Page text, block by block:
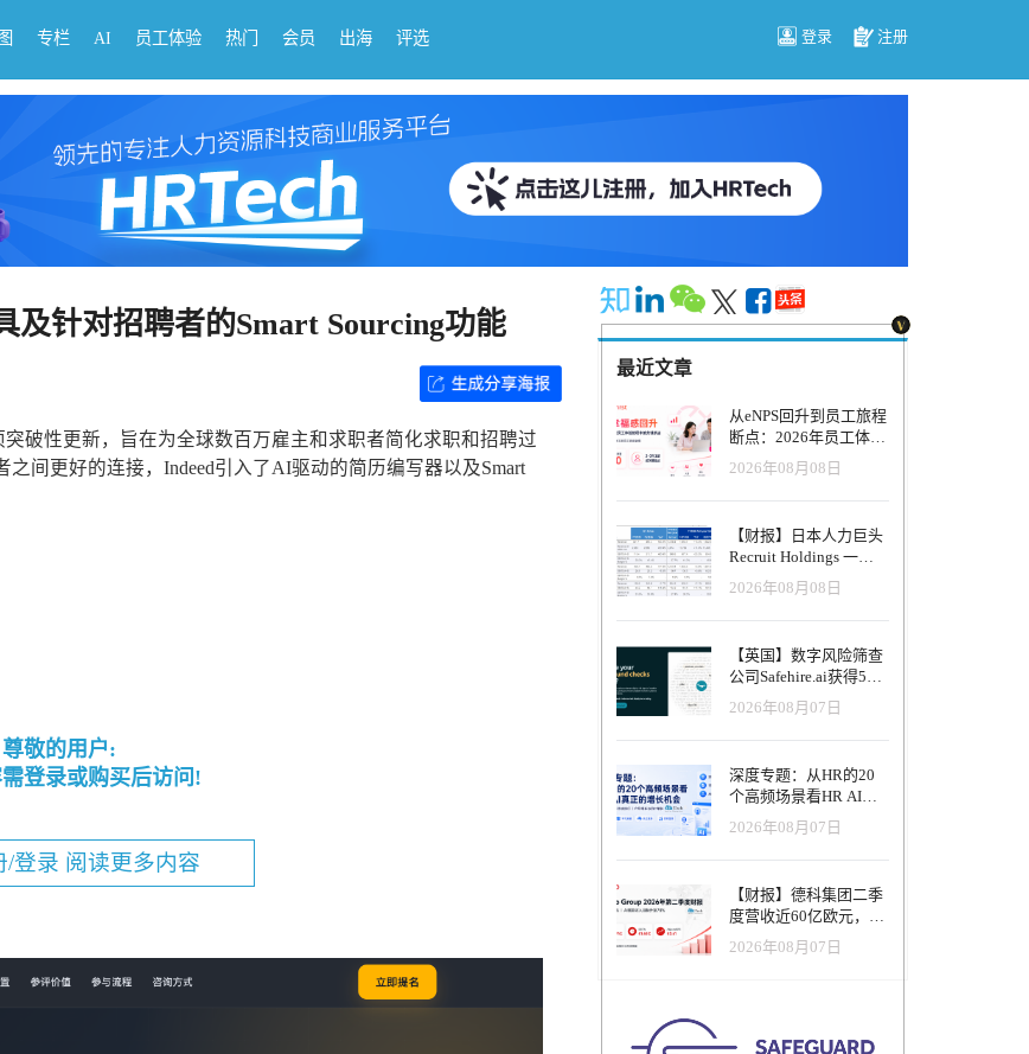
专栏 AI 员工体验 热门 会员 出海 评选 登录 注册
及针对招聘者的Smart Sourcing功能
破性更新，旨在为全球数百万雇主和求职者简化求职和招聘过
间更好的连接，Indeed引入了AI驱动的简历编写器以及Smart
尊敬的用户:
登录或购买后访问!
/登录 阅读更多内容
最近文章
从eNPS回升到员工旅程
断点：2026年员工体验
管理正在发生什么变
2026年08月08日
【财报】日本人力巨头
Recruit Holdings 一季
度营收破1.04万亿日
元：Indeed美国收入逆
势增长30%，AI招聘推
2026年08月08日
【英国】数字风险筛查
公司Safehire.ai获得50
万英镑融资，重塑招聘
风控体系
2026年08月07日
深度专题：从HR的20
个高频场景看HR AI真
正的增长机会
2026年08月07日
【财报】德科集团二季
度营收近60亿欧元，其
中AI代理已覆盖50%收
入，招聘服务进入运营
2026年08月07日